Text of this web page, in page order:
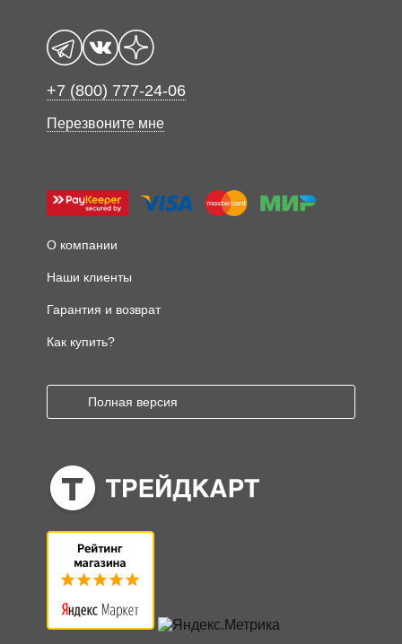
+7 (800) 777-24-06
Перезвоните мне
О компании
Наши клиенты
Гарантия и возврат
Как купить?
Полная версия